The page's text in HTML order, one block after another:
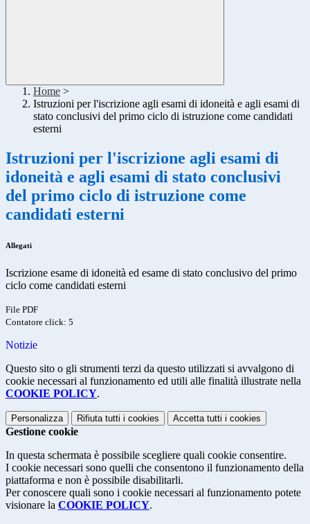
Home >
Istruzioni per l'iscrizione agli esami di idoneità e agli esami di
stato conclusivi del primo ciclo di istruzione come candidati
esterni
Istruzioni per l'iscrizione agli esami di
idoneità e agli esami di stato conclusivi
del primo ciclo di istruzione come
candidati esterni
Allegati
Iscrizione esame di idoneità ed esame di stato conclusivo del primo
ciclo come candidati esterni
File PDF
Contatore click: 5
Notizie
Questo sito o gli strumenti terzi da questo utilizzati si avvalgono di
cookie necessari al funzionamento ed utili alle finalità illustrate nella
COOKIE POLICY.
Personalizza Rifiuta tutti i cookies Accetta tutti i cookies
Gestione cookie
In questa schermata è possibile scegliere quali cookie consentire.
I cookie necessari sono quelli che consentono il funzionamento della
piattaforma e non è possibile disabilitarli.
Per conoscere quali sono i cookie necessari al funzionamento potete
visionare la COOKIE POLICY.